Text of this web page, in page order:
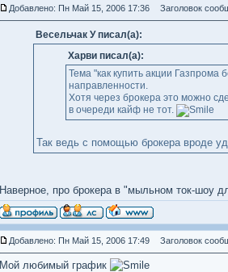
Добавлено: Пн Май 15, 2006 17:36 Заголовок
Весельчак У писал(а):
Харви писал(а):
Тема "как купить акции Газпрома
направленности.
Хотя через брокера это можно
в очереди кайф не тот.
Так ведь с помощью брокера вроде
Наверное, про брокера в "мыльном ток-шоу
Добавлено: Пн Май 15, 2006 17:49 Заголовок
Мой любимый график